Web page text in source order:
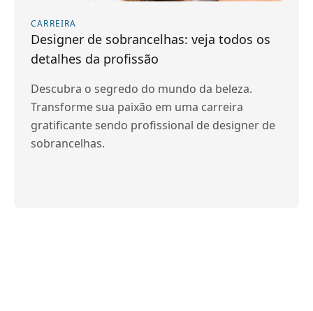
CARREIRA
Designer de sobrancelhas: veja todos os
detalhes da profissão
Descubra o segredo do mundo da beleza.
Transforme sua paixão em uma carreira
gratificante sendo profissional de designer de
sobrancelhas.